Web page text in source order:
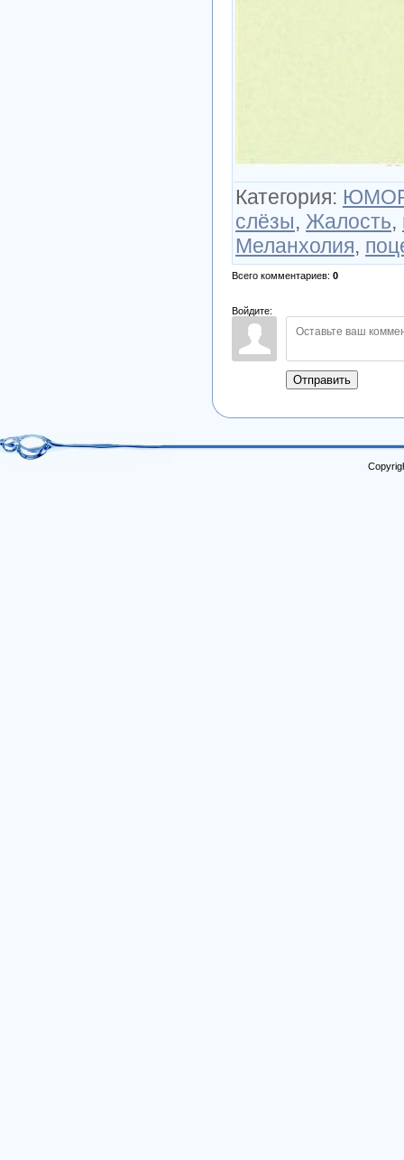
Категория:
слёзы, Жалость,
Меланхолия,
Всего комментариев: 0
Войдите:
Отправить